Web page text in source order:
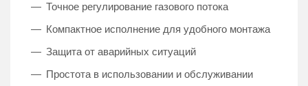
Точное регулирование газового потока
Компактное исполнение для удобного монтажа
Защита от аварийных ситуаций
Простота в использовании и обслуживании